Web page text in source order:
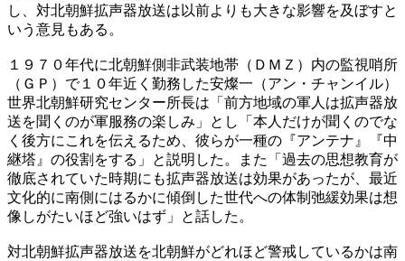
し、対北朝鮮拡声器放送は以前よりも大きな影響を及ぼすと
いう意見もある。
１９７０年代に北朝鮮側非武装地帯（ＤＭＺ）内の監視哨所
（ＧＰ）で１０年近く勤務した安燦一（アン・チャンイル）
世界北朝鮮研究センター所長は「前方地域の軍人は拡声器放
送を聞くのが軍服務の楽しみ」とし「本人だけが聞くのでな
く後方にこれを伝えるため、彼らが一種の『アンテナ』『中
継塔』の役割をする」と説明した。また「過去の思想教育が
徹底されていた時期にも拡声器放送は効果があったが、最近
文化的に南側にはるかに傾倒した世代への体制弛緩効果は想
像しがたいほど強いはず」と話した。
対北朝鮮拡声器放送を北朝鮮がどれほど警戒しているかは南